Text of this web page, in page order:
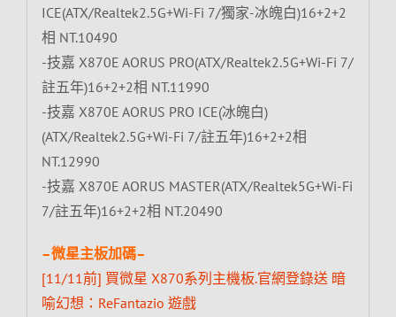
ICE(ATX/Realtek2.5G+Wi-Fi 7/獨家-冰魄白)16+2+2
相 NT.10490
-技嘉 X870E AORUS PRO(ATX/Realtek2.5G+Wi-Fi 7/
註五年)16+2+2相 NT.11990
-技嘉 X870E AORUS PRO ICE(冰魄白)
(ATX/Realtek2.5G+Wi-Fi 7/註五年)16+2+2相
NT.12990
-技嘉 X870E AORUS MASTER(ATX/Realtek5G+Wi-Fi
7/註五年)16+2+2相 NT.20490
–微星主板加碼–
[11/11前] 買微星 X870系列主機板.官網登錄送 暗
喻幻想：ReFantazio 遊戲